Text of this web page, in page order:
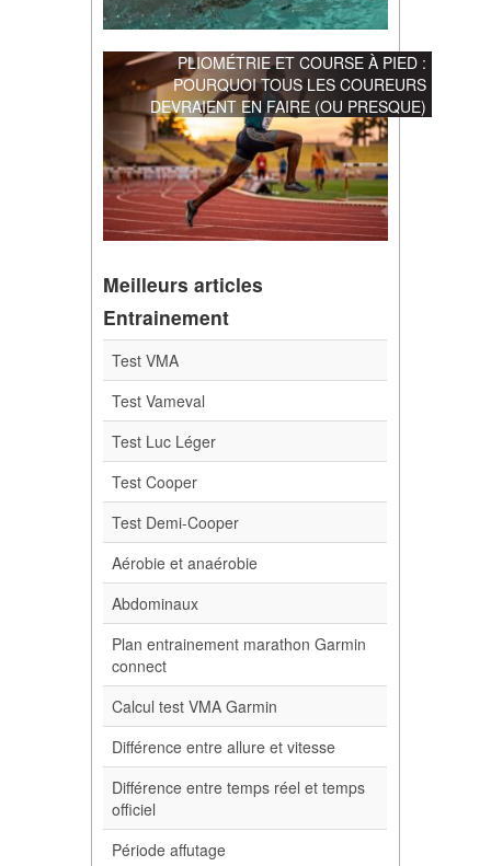
PLIOMÉTRIE ET COURSE À PIED :
POURQUOI TOUS LES COUREURS
DEVRAIENT EN FAIRE (OU PRESQUE)
Meilleurs articles
Entrainement
Test VMA
Test Vameval
Test Luc Léger
Test Cooper
Test Demi-Cooper
Aérobie et anaérobie
Abdominaux
Plan entrainement marathon Garmin
connect
Calcul test VMA Garmin
Différence entre allure et vitesse
Différence entre temps réel et temps
officiel
Période affutage